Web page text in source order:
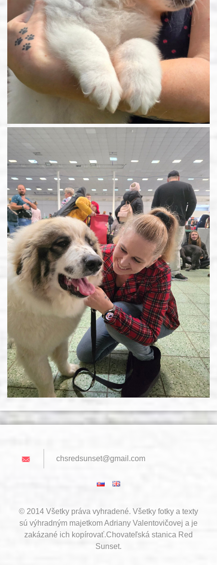
chsredsunset@gmail.com
© 2014 Všetky práva vyhradené. Všetky fotky a texty
sú výhradným majetkom Adriany Valentovičovej a je
zakázané ich kopírovať.Chovateľská stanica Red
Sunset.